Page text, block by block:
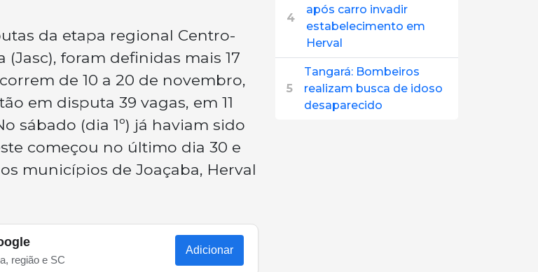
da etapa regional Centro-
foram definidas mais 17
de 10 a 20 de novembro,
em disputa 39 vagas, em 11
sábado (dia 1º) já haviam sido
começou no último dia 30 e
municípios de Joaçaba, Herval
região e SC
Adicionar
4
após carro invadir
estabelecimento em
Herval
5
Tangará: Bombeiros
realizam busca de idoso
desaparecido